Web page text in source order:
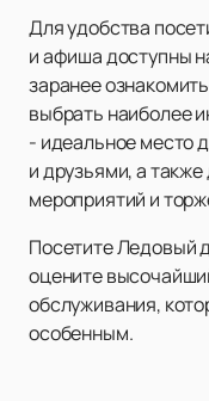
Для удобства
и афиша доступны
заранее
выбрать наиболее
- идеальное место
и друзьями, а
мероприятий и
Посетите Ледовый
оцените
обслуживания,
особенным.